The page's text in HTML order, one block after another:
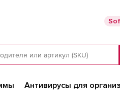
Антивирусы для